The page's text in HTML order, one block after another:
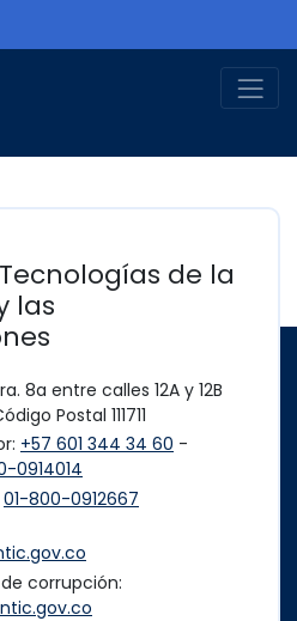
de Colombia
de la
las
8a entre calles 12A y 12B
Postal 111711
+57 601 344 34 60 -
0914014
01-800-0912667
corrupción: